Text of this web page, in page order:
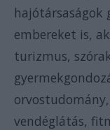
hajótársaságok
embereket is,
turizmus,
vendéglátás,